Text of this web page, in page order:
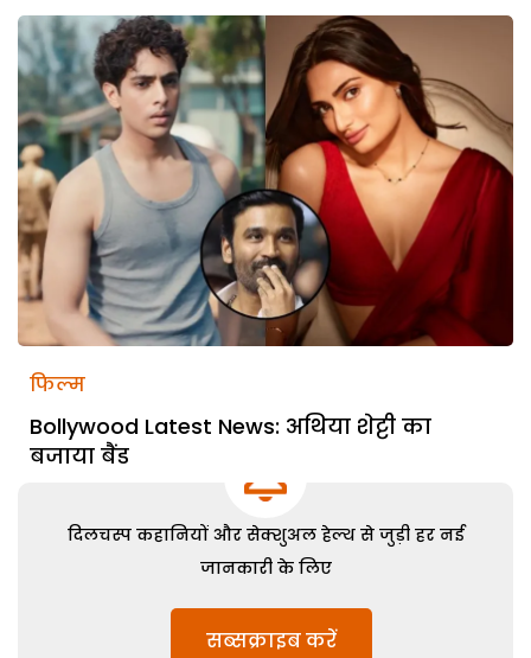
फिल्म
Bollywood Latest News: अथिया शेट्टी का
बजाया बैंड
दिलचस्प कहानियों और सेक्शुअल हेल्थ से जुड़ी हर नई
जानकारी के लिए
सब्सक्राइब करें